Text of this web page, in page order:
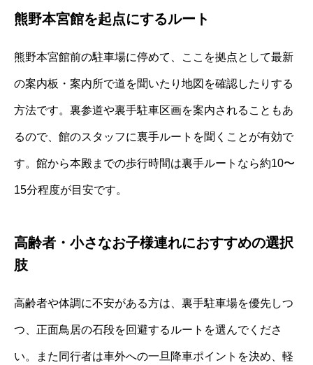
熊野本宮館を起点にするルート
熊野本宮館前の駐車場に停めて、ここを拠点として最新
の案内板・案内所で道を聞いたり地図を確認したりする
方法です。裏参道や裏手駐車区画を案内されることもあ
るので、館のスタッフに裏手ルートを聞くことが有効で
す。館から本殿までの歩行時間は裏手ルートなら約10〜
15分程度が目安です。
高齢者・小さなお子様連れにおすすめの選択
肢
高齢者や体調に不安がある方は、裏手駐車場を優先しつ
つ、正面鳥居の石段を回避するルートを選んでくださ
い。また同行者は車外への一旦降車ポイントを決め、軽